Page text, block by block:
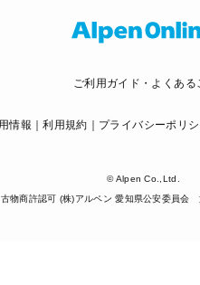
ご利用ガイド・よくある
情報 利用規約 プライバシーポリ
© Alpen Co.,Ltd.
古物商許認可 (株)アルペン 愛知県公安委員